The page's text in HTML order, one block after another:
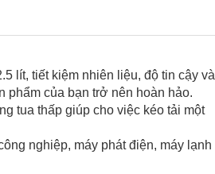
lít, tiết kiệm nhiên liệu, độ tin cậy và
phẩm của bạn trở nên hoàn hảo.
tua thấp giúp cho việc kéo tải một
nghiệp, máy phát điện, máy lạnh